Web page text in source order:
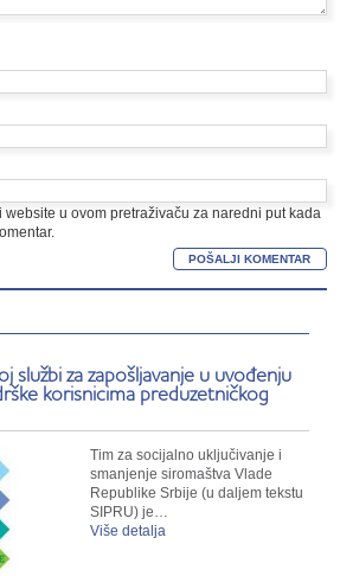
u ovom pretraživaču za naredni put kada
službi za zapošljavanje u uvođenju
korisnicima preduzetničkog
Tim za socijalno uključivanje i
smanjenje siromaštva Vlade
Republike Srbije (u daljem tekstu
SIPRU) je…
Više detalja